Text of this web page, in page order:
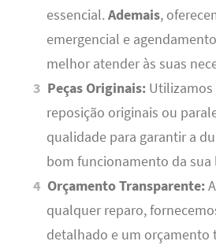
essencial. Ademais,
emergencial e
melhor atender às suas
Peças Originais: Utilizamos
reposição originais ou
qualidade para garantir a
bom funcionamento da sua
Orçamento Transparente:
qualquer reparo,
detalhado e um orçamento